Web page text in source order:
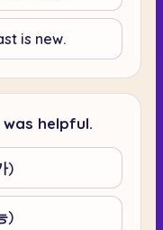
is new.
helpful.
)
)